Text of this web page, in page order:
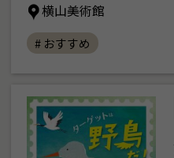
横山美術館
# おすすめ